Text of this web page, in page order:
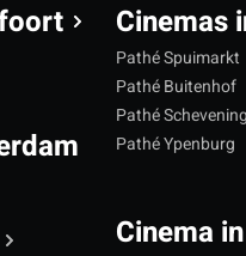
Cinemas
Pathé Spuimarkt
Pathé Buitenhof
Pathé
Pathé Ypenburg
Cinema